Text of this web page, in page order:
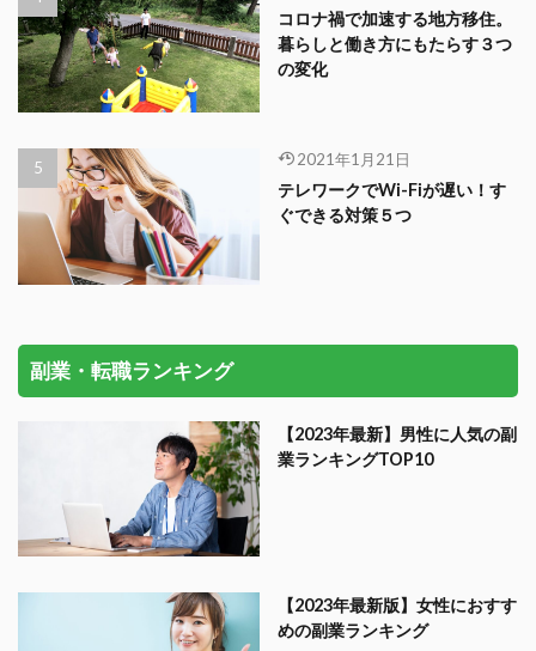
コロナ禍で加速する地方移住。
暮らしと働き方にもたらす３つ
の変化
2021年1月21日
テレワークでWi-Fiが遅い！す
ぐできる対策５つ
副業・転職ランキング
【2023年最新】男性に人気の副
業ランキングTOP10
【2023年最新版】女性におすす
めの副業ランキング